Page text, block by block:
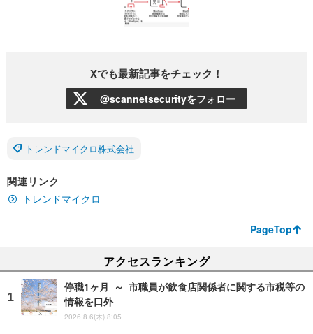
Xでも最新記事をチェック！
@scannetsecurityをフォロー
トレンドマイクロ株式会社
関連リンク
トレンドマイクロ
PageTop
アクセスランキング
停職1ヶ月 ～ 市職員が飲食店関係者に関する市税等の
情報を口外
2026.8.6(木) 8:05